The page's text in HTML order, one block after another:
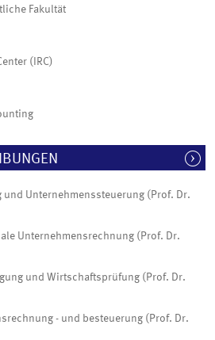
Fakultät
(IRC)
Unternehmenssteuerung (Prof. Dr.
Unternehmensrechnung (Prof. Dr.
und Wirtschaftsprüfung (Prof. Dr.
- und besteuerung (Prof. Dr.